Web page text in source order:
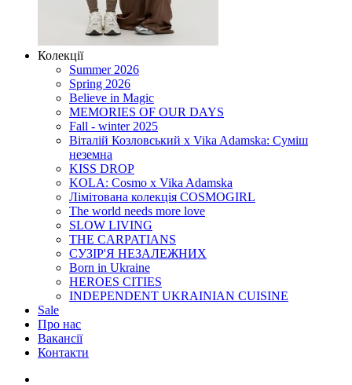
Колекції
Summer 2026
Spring 2026
Believe in Magic
MEMORIES OF OUR DAYS
Fall - winter 2025
Віталій Козловський x Vika Adamska: Суміш
неземна
KISS DROP
KOLA: Cosmo x Vika Adamska
Лімітована колекція COSMOGIRL
The world needs more love
SLOW LIVING
THE CARPATIANS
СУЗІР'Я НЕЗАЛЕЖНИХ
Born in Ukraine
HEROES CITIES
INDEPENDENT UKRAINIAN CUISINE
Sale
Про нас
Вакансії
Контакти